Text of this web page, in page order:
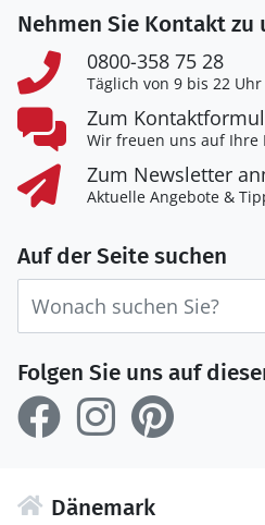
Nehmen Sie Kontakt zu
0800-358 75 28
Täglich von 9 bis 22
Zum
Wir freuen uns auf Ihre
Zum Newsletter
Aktuelle Angebote &
Auf der Seite suchen
Folgen Sie uns auf
Dänemark